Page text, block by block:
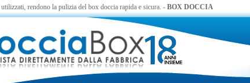
rendono la pulizia del box doccia rapida e sicura. - BOX DOCCIA